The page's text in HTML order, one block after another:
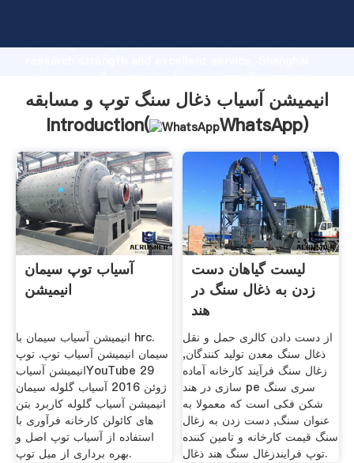
Grasping strong production capability, advanced
the value and bring values to all of customers.
انیمیشن آسیاب ذغال سنگ توپ و مسابقه
Introduction(
WhatsApp)
آسیاب توپ سیمان
انیمیشن
انیمیشن آسیاب سیمان با hrc.
سیمان انیمیشن آسیاب توپ. توپ
انیمیشن آسیابYouTube 29
ژوئن 2016 آسیاب گلوله سیمان
انیمیشن آسیاب گلوله کاربرد بتن
های کائولن کارخانه فرآوری با
استفاده از آسیاب توپ اصل و
بهره برداری از میل توپ.
لیست گیاهان دست
زدن به ذغال سنگ در
هند
از دست دادن کالری حمل و نقل
ذغال سنگ معدن تولید کنندگان,
زغال سنگ فرآیند کارخانه آماده
سازی در هند pe سری سنگ
شکن فکی است که معمولا به
عنوان سنگ, دست زدن به زغال
سنگ قیمت کارخانه و تامین کننده
توپ فرایندزغال سنگ هند ذغال.